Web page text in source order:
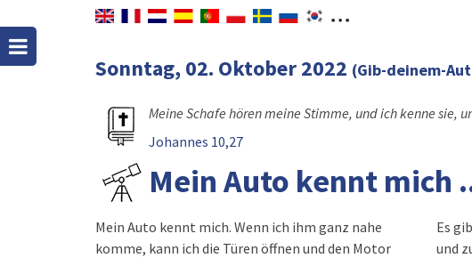
Sonntag, 02. Oktober 2022 (Gib-deinem-
Meine Schafe hören meine Stimme, und ich kenne sie,
Johannes 10,27
Mein Auto kennt mich
Mein Auto kennt mich. Wenn ich ihm ganz nahe
komme, kann ich die Türen öffnen und den Motor
Es
und